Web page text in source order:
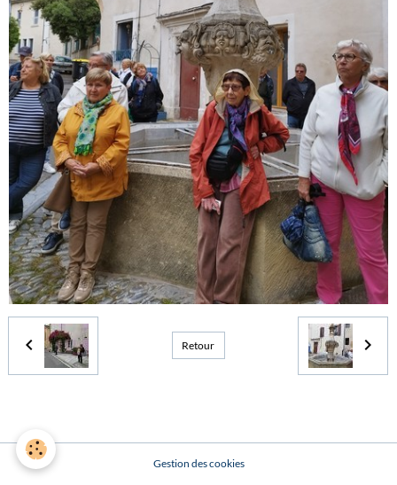
Retour
Gestion des cookies